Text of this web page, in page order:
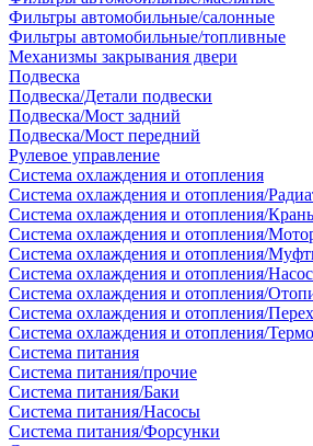
Фильтры автомобильные/салонные
Фильтры автомобильные/топливные
Механизмы закрывания двери
Подвеска
Подвеска/Детали подвески
Подвеска/Мост задний
Подвеска/Мост передний
Рулевое управление
Система охлаждения и отопления
Система охлаждения и отопления/
Система охлаждения и отопления/
Система охлаждения и отопления/
Система охлаждения и отопления/
Система охлаждения и отопления/
Система охлаждения и отопления/
Система охлаждения и отопления/
Система охлаждения и отопления/
Система питания
Система питания/прочие
Система питания/Баки
Система питания/Насосы
Система питания/Форсунки